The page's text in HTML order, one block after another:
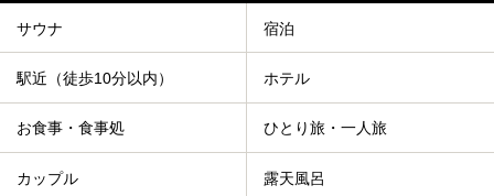
サウナ 宿泊
駅近（徒歩10分以内） ホテル
お食事・食事処 ひとり旅・一人旅
カップル 露天風呂